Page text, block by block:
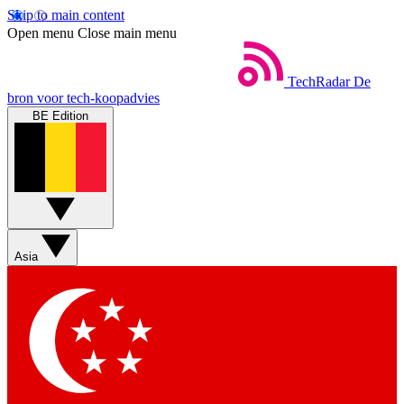
Skip to main content
Open menu Close main menu
TechRadar De
bron voor tech-koopadvies
BE Edition
Asia